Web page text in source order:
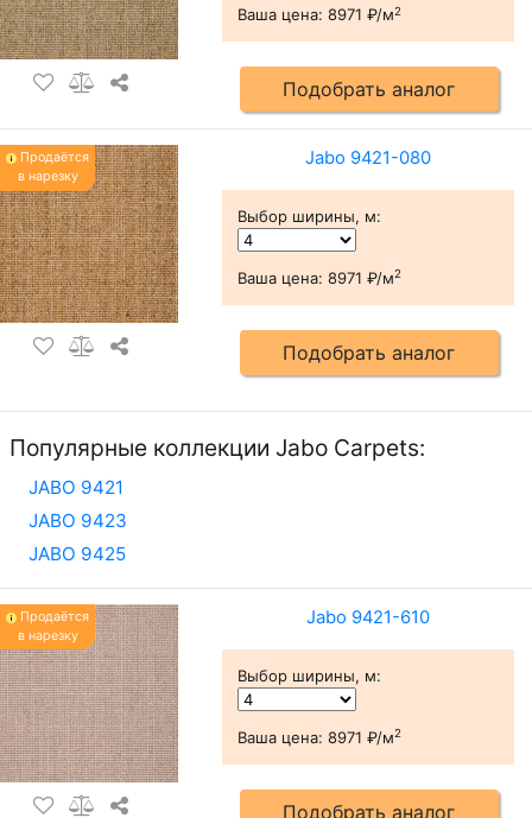
Ваша цена: 8971 ₽/м2
Подобрать аналог
Продаётся
в нарезку
Jabo 9421-080
Выбор ширины, м:
Ваша цена: 8971 ₽/м2
Подобрать аналог
Популярные коллекции Jabo Carpets:
JABO 9421
JABO 9423
JABO 9425
Продаётся
в нарезку
Jabo 9421-610
Выбор ширины, м:
Ваша цена: 8971 ₽/м2
Подобрать аналог